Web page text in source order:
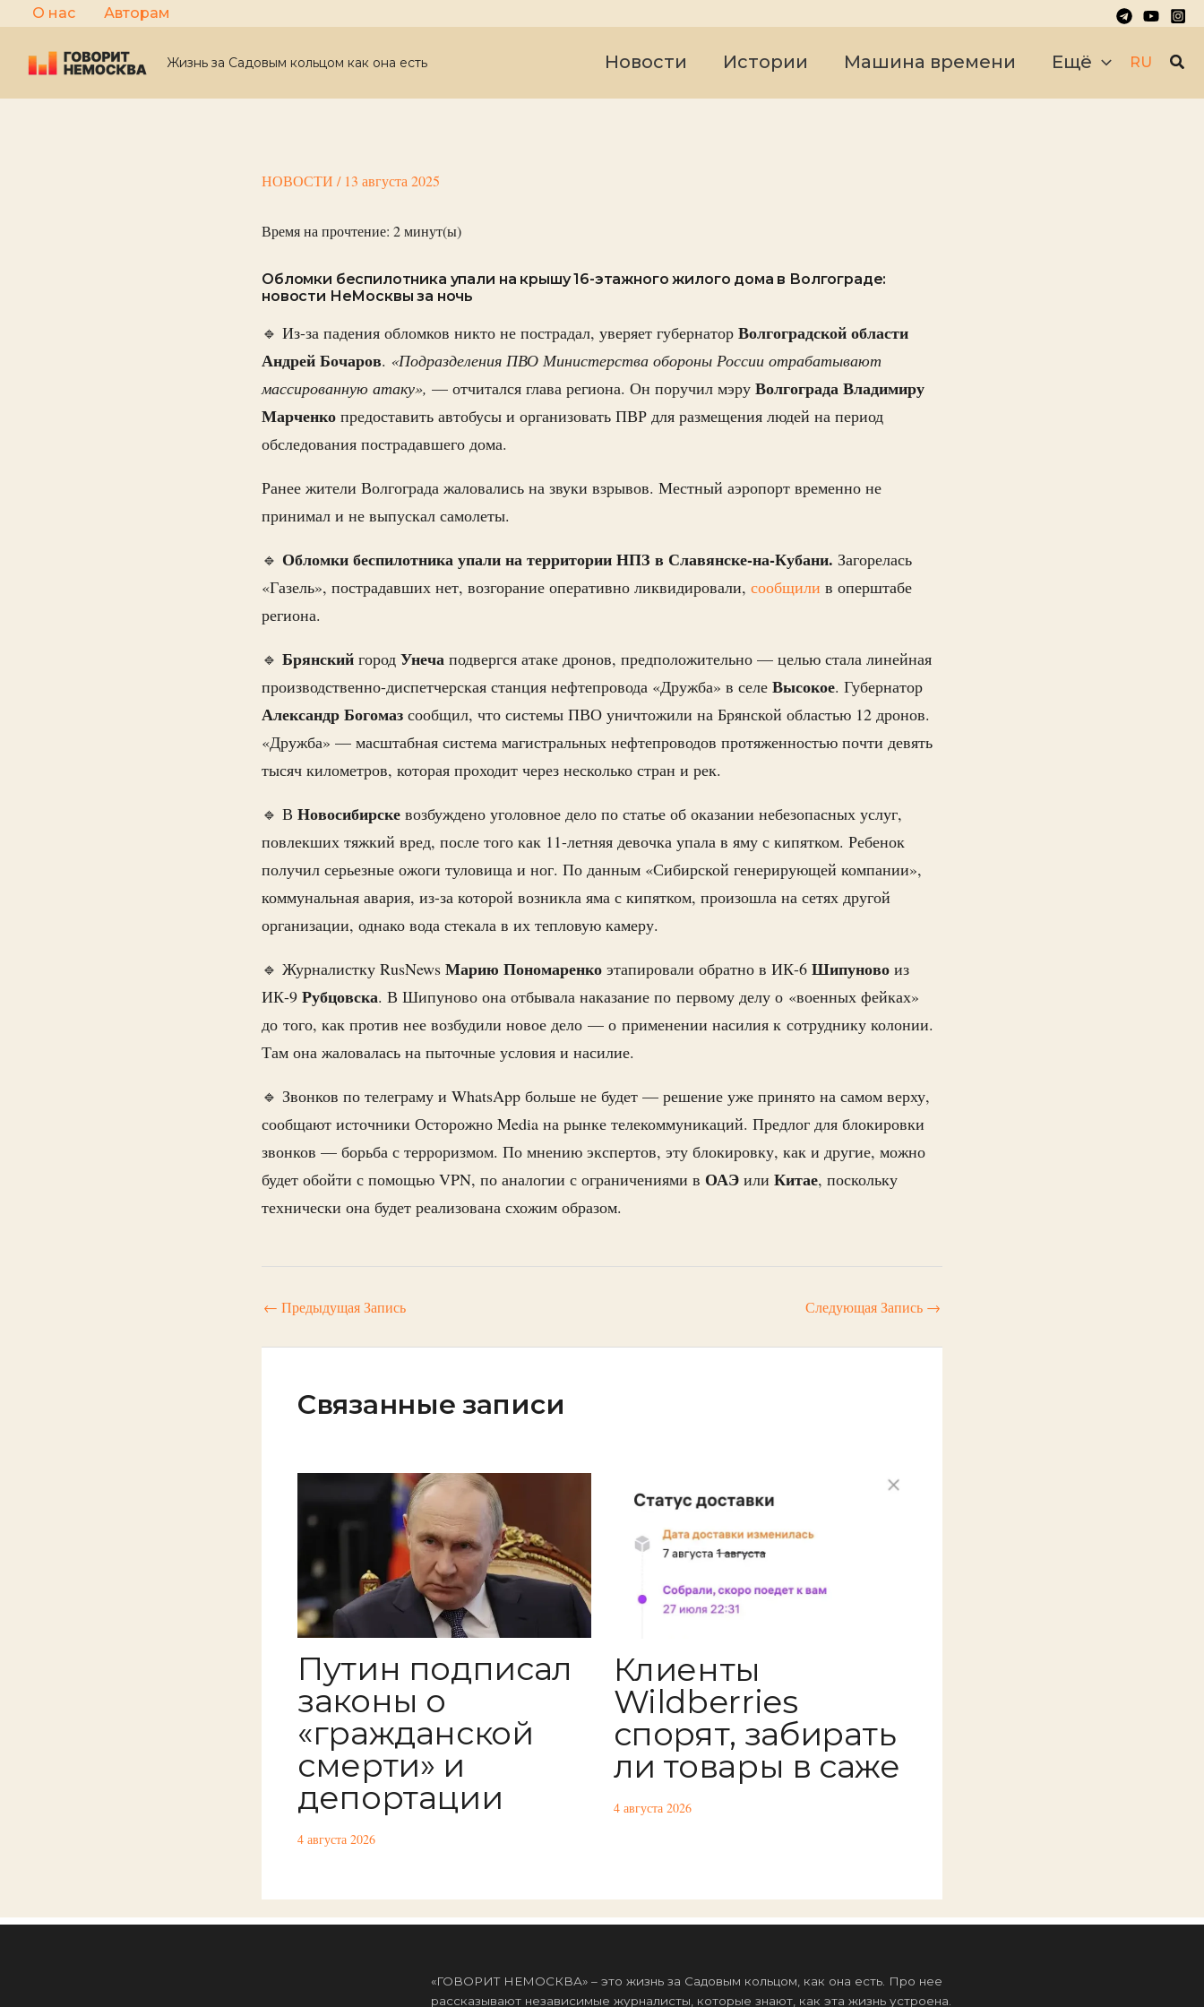
Перейти
к
содержимому
О нас Авторам
Жизнь за Садовым кольцом как она есть Новости Истории Машина времени Ещё RU
НОВОСТИ / 13 августа 2025
Время на прочтение: 2минут(ы)
Обломки беспилотника упали на крышу 16-этажного жилого дома в Волгограде:
новости НеМосквы за ночь
🔹 Из-за падения обломков никто не пострадал, уверяет губернатор Волгоградской области
Андрей Бочаров. «Подразделения ПВО Министерства обороны России отрабатывают
массированную атаку», — отчитался глава региона. Он поручил мэру Волгограда Владимиру
Марченко предоставить автобусы и организовать ПВР для размещения людей на период
обследования пострадавшего дома.
Ранее жители Волгограда жаловались на звуки взрывов. Местный аэропорт временно не
принимал и не выпускал самолеты.
🔹 Обломки беспилотника упали на территории НПЗ в Славянске-на-Кубани. Загорелась
«Газель», пострадавших нет, возгорание оперативно ликвидировали, сообщили в оперштабе
региона.
🔹 Брянский город Унеча подвергся атаке дронов, предположительно — целью стала линейная
производственно-диспетчерская станция нефтепровода «Дружба» в селе Высокое. Губернатор
АлександрБогомаз сообщил, что системы ПВО уничтожили на Брянской областью 12 дронов.
«Дружба» — масштабная система магистральных нефтепроводов протяженностью почти девять
тысяч километров, которая проходит через несколько стран и рек.
🔹 В Новосибирске возбуждено уголовное дело по статье об оказании небезопасных услуг,
повлекших тяжкий вред, после того как 11-летняя девочка упала в яму с кипятком. Ребенок
получил серьезные ожоги туловища и ног. По данным «Сибирской генерирующей компании»,
коммунальная авария, из-за которой возникла яма с кипятком, произошла на сетях другой
организации, однако вода стекала в их тепловую камеру.
🔹 Журналистку RusNews Марию Пономаренко этапировали обратно в ИК-6 Шипуново из
ИК-9 Рубцовска. В Шипуново она отбывала наказание по первому делу о «военных фейках»
до того, как против нее возбудили новое дело — о применении насилия к сотруднику колонии.
Там она жаловалась на пыточные условия и насилие.
🔹 Звонков по телеграму и WhatsApp больше не будет — решение уже принято на самом верху,
сообщают источники Осторожно Media на рынке телекоммуникаций. Предлог для блокировки
звонков — борьба с терроризмом. По мнению экспертов, эту блокировку, как и другие, можно
будет обойти с помощью VPN, по аналогии с ограничениями в ОАЭ или Китае, поскольку
технически она будет реализована схожим образом.
← Предыдущая Запись Следующая Запись →
Связанные записи
Путин подписал
законы о
«гражданской
смерти» и
депортации
4 августа 2026
Клиенты
Wildberries
спорят, забирать
ли товары в саже
4 августа 2026
«ГОВОРИТ НЕМОСКВА» – это жизнь за Садовым кольцом, как она есть. Про нее
рассказывают независимые журналисты, которые знают, как эта жизнь устроена.